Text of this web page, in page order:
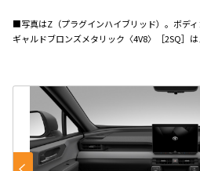
■写真はZ（プラグインハイブリッド）。ボデ
ギャルドブロンズメタリック〈4V8〉［2SQ］は